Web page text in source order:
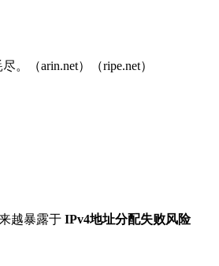
。（arin.net）（ripe.net）
越暴露于 IPv4地址分配失败风险